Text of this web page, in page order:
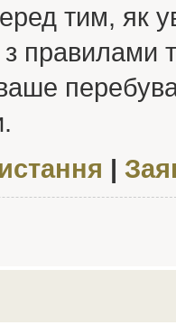
тим, як
правилами
|